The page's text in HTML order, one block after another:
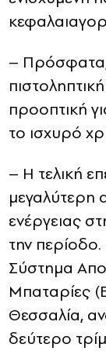
– Πρόσφατα,
προοπτική
το ισχυρό
– Η τελική
μεγαλύτερη
ενέργειας
την
Σύστημα
Μπαταρίες
Θεσσαλία,
δεύτερο